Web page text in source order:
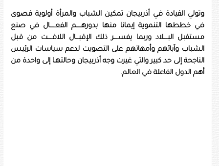
وتولي القيادة في أذربيجان تمكين الشباب والمرأة أولوية قصوى
في خططها التنموية إيمانا منها بدورهـــــم الفعـــــال في صنع
مستقبل البــــلاد وربما يفســــر ذلك الإقبـــال اللافــــت من قبل
الشباب وآبائهم وأمهاتهم على التصويت لدعم سياسات الرئيس
الناجحة إلى حد كبير والتي غيرت وجه أذربيجان وحالتهـا إلى واحدة من
أهم الدول الفاعلة في العالم.